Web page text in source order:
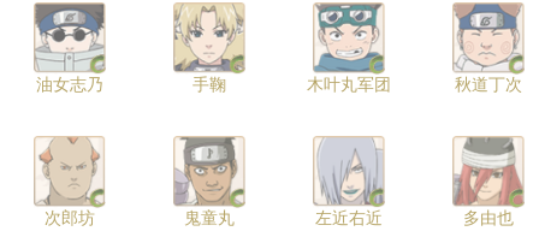
油女志乃 手鞠 木叶丸军团 秋道丁次
次郎坊 鬼童丸 左近右近 多由也